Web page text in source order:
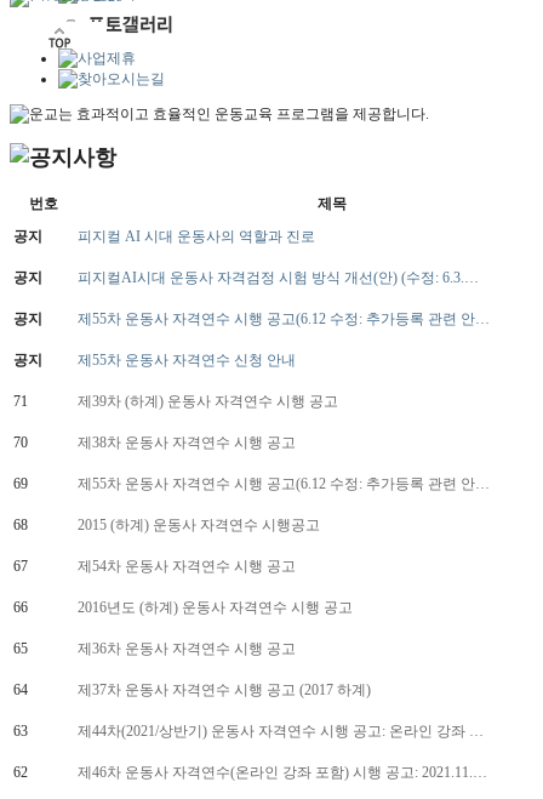
번호
제목
공지
피지컬 AI 시대 운동사의 역할과 진로
공지 피지컬AI시대 운동사 자격검정 시험 방식 개선(안) (수정: 6.3.…
공지 제55차 운동사 자격연수 시행 공고(6.12 수정: 추가등록 관련 안…
공지 제55차 운동사 자격연수 신청 안내
71 제39차 (하계) 운동사 자격연수 시행 공고
70 제38차 운동사 자격연수 시행 공고
69 제55차 운동사 자격연수 시행 공고(6.12 수정: 추가등록 관련 안…
68 2015 (하계) 운동사 자격연수 시행공고
67 제54차 운동사 자격연수 시행 공고
66 2016년도 (하계) 운동사 자격연수 시행 공고
65 제36차 운동사 자격연수 시행 공고
64 제37차 운동사 자격연수 시행 공고 (2017 하계)
63 제44차(2021/상반기) 운동사 자격연수 시행 공고: 온라인 강좌 …
62 제46차 운동사 자격연수(온라인 강좌 포함) 시행 공고: 2021.11.…